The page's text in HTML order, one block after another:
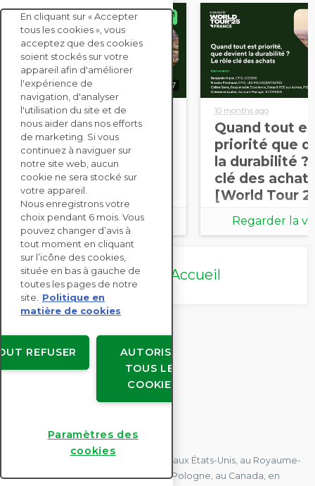
31:57
10 months ago
Acheter sans coûts
cachés : comment
déjouer les risques
RSE de manière
efficiente ? [World
Tour 2025]
Regarder la vidéo
10 months ago
Quand tout
priorité que
la durabilité ?
clé des
[World Tour
Regarder la
Revenir à l'Accueil
CONTACTEZ-NOUS
Nous avons des bureaux en France, aux États-Unis, au Royaume-
Uni, à Hong Kong, à l'île Maurice, en Pologne, au Canada, en
En cliquant sur « Accepter
tous les cookies », vous
acceptez que des cookies
soient stockés sur votre
appareil afin d'améliorer
l'expérience de
navigation, d'analyser
l'utilisation du site et de
nous aider dans nos efforts
de marketing. Si vous
continuez à naviguer sur
notre site web, aucun
cookie ne sera stocké sur
votre appareil.
Nous enregistrons votre
choix pendant 6 mois. Vous
pouvez changer d’avis à
tout moment en cliquant
sur l’icône des cookies,
située en bas à gauche de
toutes les pages de notre
site.
Politique en
matière de cookies
AUTORISER
TOUS LES
COOKIES
REFUSER
Paramètres des
cookies